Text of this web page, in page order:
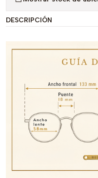
DESCRIPCIÓN